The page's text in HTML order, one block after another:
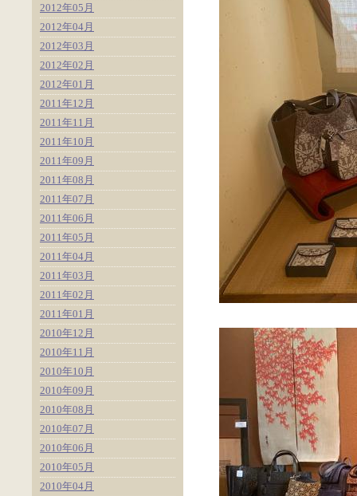
2012年05月
2012年04月
2012年03月
2012年02月
2012年01月
2011年12月
2011年11月
2011年10月
2011年09月
2011年08月
2011年07月
2011年06月
2011年05月
2011年04月
2011年03月
2011年02月
2011年01月
2010年12月
2010年11月
2010年10月
2010年09月
2010年08月
2010年07月
2010年06月
2010年05月
2010年04月